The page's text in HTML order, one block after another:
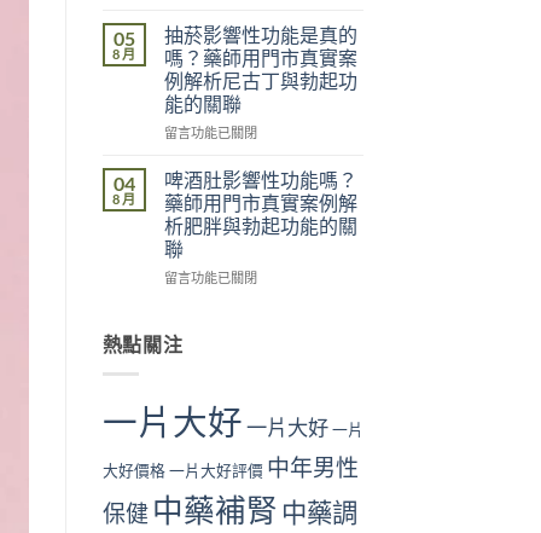
市
真
實
案
例
解
「坐
出
來」
的
勃
起
中
師
用
門
市
真
實
例，
教
你
從
飲
食
活
找
起
硬
中
夜
影
響
性
功
能
真
的
嗎？
藥
師
用
真
實
解
析
眠
不
05
8 月
抽菸影響性功能是真的
嗎？藥師用門市真實案
例解析尼古丁與勃起功
能的關聯
在
菸
影
響
性
功
能
的
嗎？
用
門
真
實
案
留言功能已關閉
04
8 月
啤酒肚影響性功能嗎？
藥師用門市真實案例解
析肥胖與勃起功能的關
聯
在
肚
影
功
能
嗎？
藥
師
用
留言功能已關閉
熱點關注
一片大好一片大好 一片
大好價格 一片大好評價 中年男性
保健 中藥補腎 中藥調